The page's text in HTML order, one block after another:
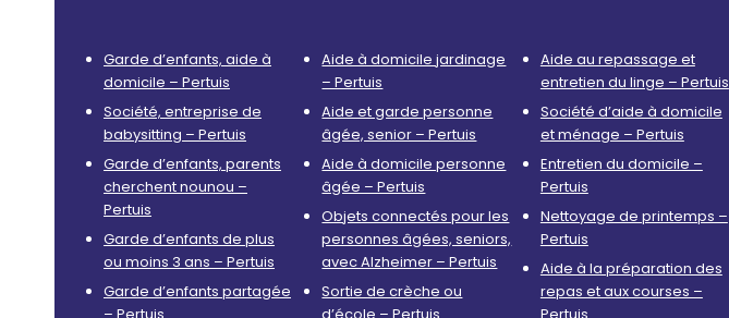
Garde d’enfants, aide à
domicile – Pertuis
Société, entreprise de
babysitting – Pertuis
Garde d’enfants, parents
cherchent nounou –
Pertuis
Garde d’enfants de plus
ou moins 3 ans – Pertuis
Garde d’enfants partagée
Aide à domicile jardinage
– Pertuis
Aide et garde personne
âgée, senior – Pertuis
Aide à domicile personne
âgée – Pertuis
Objets connectés pour les
personnes âgées, seniors,
avec Alzheimer – Pertuis
Sortie de crèche ou
Aide au repassage et
entretien du linge – Pertuis
Société d’aide à domicile
et ménage – Pertuis
Entretien du domicile –
Pertuis
Nettoyage de printemps –
Pertuis
Aide à la préparation des
repas et aux courses –